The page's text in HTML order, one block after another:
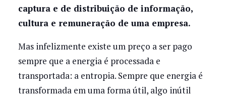
captura e de distribuição de informação,
cultura e remuneração de uma empresa.
Mas infelizmente existe um preço a ser pago
sempre que a energia é processada e
transportada: a entropia. Sempre que energia é
transformada em uma forma útil, algo inútil